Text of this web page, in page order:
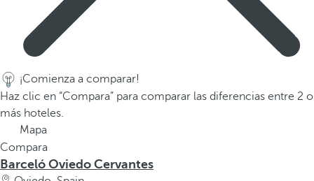
m
e
r
o
p
¡Comienza a comparar!
Haz clic en “Compara” para comparar las diferencias entre 2 o
más hoteles.
Mapa
Compara
Barceló Oviedo Cervantes